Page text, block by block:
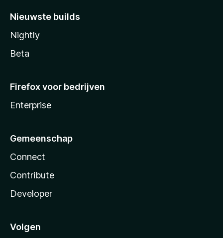
Nieuwste builds
Nightly
Beta
Firefox voor bedrijven
Enterprise
Gemeenschap
Connect
Contribute
Developer
Volgen